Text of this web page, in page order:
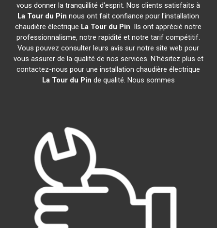
vous donner la tranquillité d'esprit. Nos clients satisfaits à
La Tour du Pin nous ont fait confiance pour l'installation
chaudière électrique La Tour du Pin. Ils ont apprécié notre
professionnalisme, notre rapidité et notre tarif compétitif.
Vous pouvez consulter leurs avis sur notre site web pour
vous assurer de la qualité de nos services. N'hésitez plus et
contactez-nous pour une installation chaudière électrique
La Tour du Pin de qualité. Nous sommes